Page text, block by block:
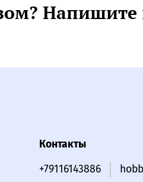
Контакты
+79116143886